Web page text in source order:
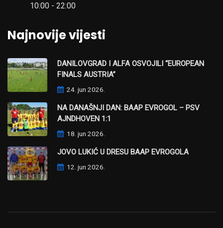
10:00 - 22:00
Najnovije vijesti
DANILOVGRAD I ALFA OSVOJILI “EUROPEAN
FINALS AUSTRIA”
24. jun 2026.
NA DANAŠNJI DAN: BAAP EVROGOL – PSV
AJNDHOVEN 1:1
18. jun 2026.
JOVO LUKIĆ U DRESU BAAP EVROGOLA
12. jun 2026.